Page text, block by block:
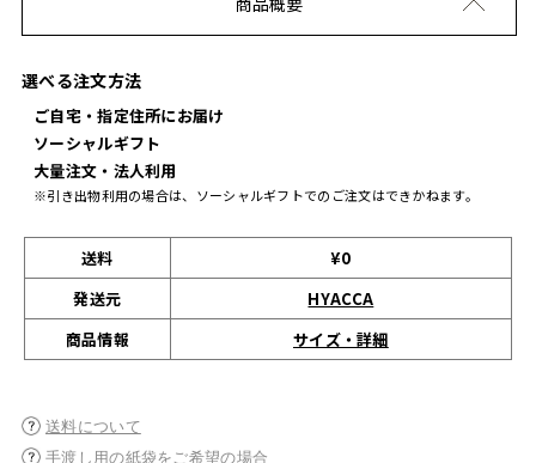
選べる注文方法
ご自宅・指定住所にお届け
ソーシャルギフト
大量注文・法人利用
※引き出物利用の場合は、ソーシャルギフトでのご注文はできかねます。
送料
¥0
発送元
HYACCA
商品情報
サイズ・詳細
送料について
手渡し用の紙袋をご希望の場合